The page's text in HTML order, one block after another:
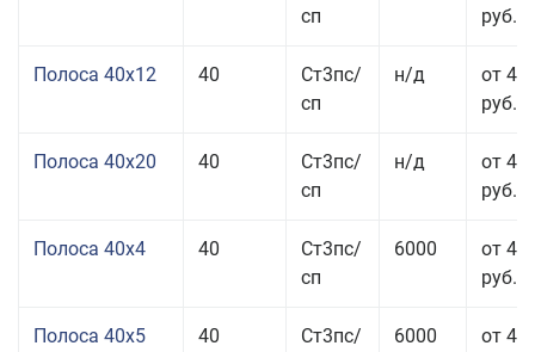
сп
руб.
Полоса 40x12 40
Ст3пс/
сп
н/д
от 44
руб.
Полоса 40x20 40
Ст3пс/
сп
н/д
от 47
руб.
Полоса 40x4 40
Ст3пс/
сп
6000
от 43
руб.
Полоса 40x5 40
Ст3пс/
6000
от 43